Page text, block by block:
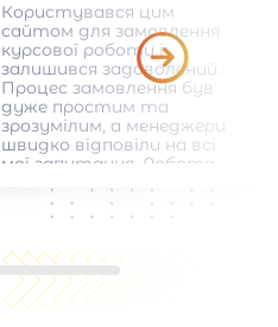
Користувався цим
сайтом для замовлення
курсової роботи і
залишився задоволений.
Процес замовлення був
дуже простим та
зрозумілим, а менеджери
швидко відповіли на всі
мої запитання. Робота
якісно та відповідала всім
академічним вимогам:
структура, список
літератури. Також
сподобалася можливість
вносити невеликі правки